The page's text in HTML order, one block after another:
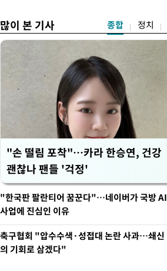
많이 본 기사 종합 정치
"손 떨림 포착"…카라 한승연, 건강
괜찮나 팬들 '걱정'
"한국판 팔란티어 꿈꾼다"…네이버가 국방 AI
사업에 진심인 이유
축구협회 "압수수색·성접대 논란 사과…쇄신
의 기회로 삼겠다"